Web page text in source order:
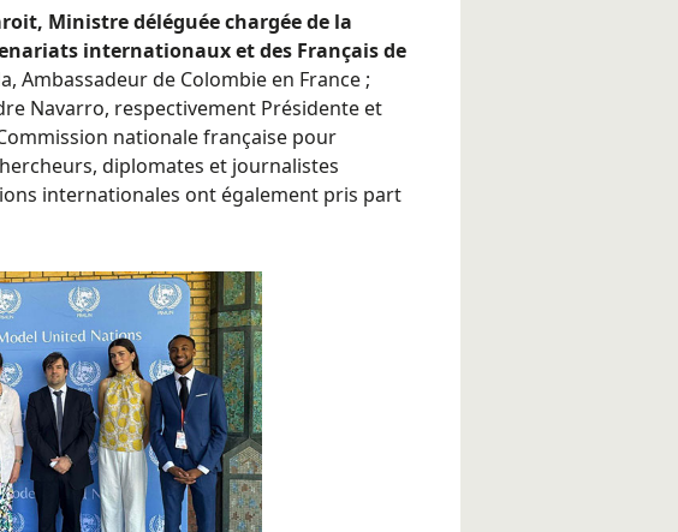
Ministre déléguée chargée de la
internationaux et des Français de
Ambassadeur de Colombie en France ;
Navarro, respectivement Présidente et
nationale française pour
diplomates et journalistes
internationales ont également pris part